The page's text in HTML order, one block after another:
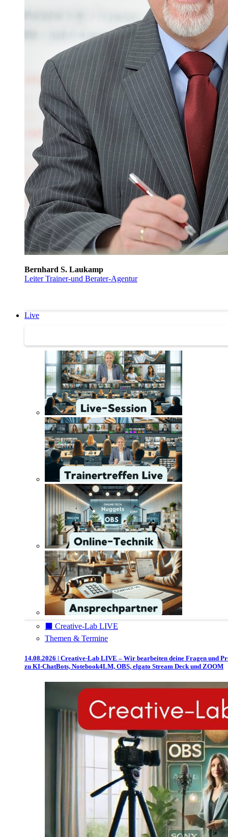
Bernhard S. Laukamp
Leiter Trainer-und Berater-Agentur
Live
⬛️ Creative-Lab LIVE
Themen & Termine
14.08.2026 | Creative-Lab LIVE – Wir bearbeiten deine Fragen und
zu KI-ChatBots, Notebook4LM, OBS, elgato Stream Deck und ZOOM